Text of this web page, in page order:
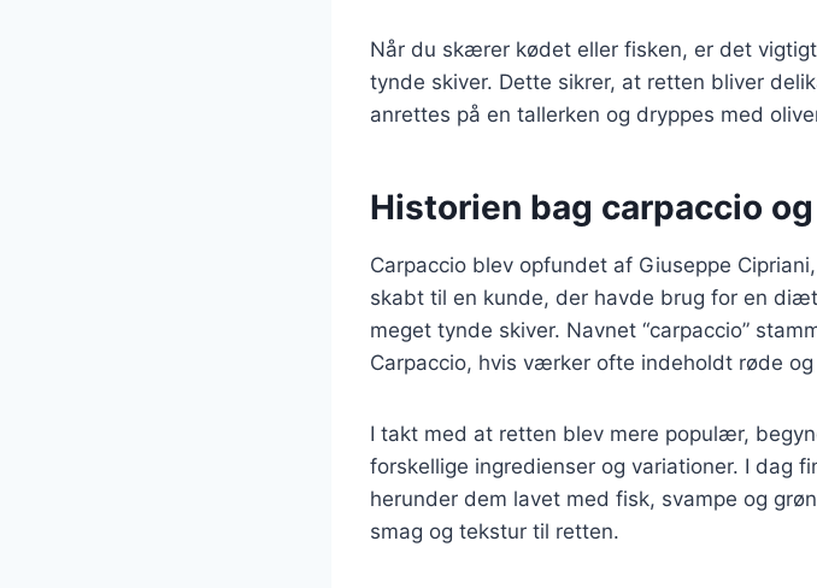
Når du skærer kødet eller fisken, er det
tynde skiver. Dette sikrer, at retten bliver
anrettes på en tallerken og dryppes med
Historien bag carpaccio
Carpaccio blev opfundet af Giuseppe
skabt til en kunde, der havde brug for en
meget tynde skiver. Navnet “carpaccio”
Carpaccio, hvis værker ofte indeholdt røde
I takt med at retten blev mere populær,
forskellige ingredienser og variationer. I dag
herunder dem lavet med fisk, svampe og
smag og tekstur til retten.